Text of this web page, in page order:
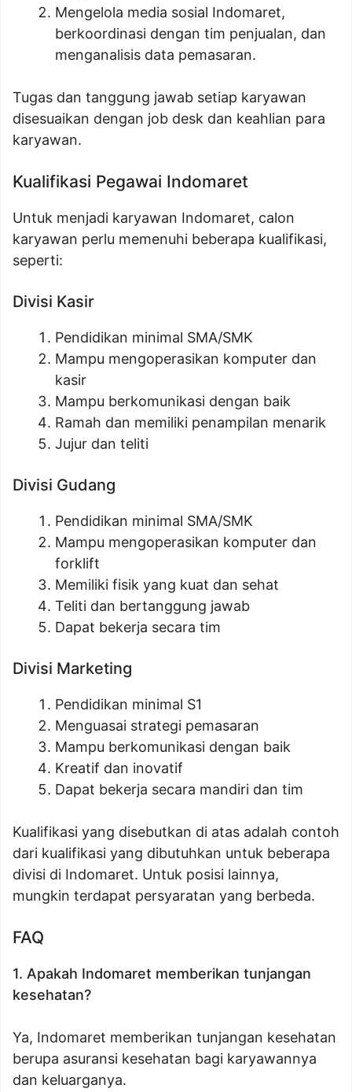
Mengelola media sosial Indomaret,
berkoordinasi dengan tim penjualan, dan
menganalisis data pemasaran.
Tugas dan tanggung jawab setiap karyawan
disesuaikan dengan job desk dan keahlian para
karyawan.
Kualifikasi Pegawai Indomaret
Untuk menjadi karyawan Indomaret, calon
karyawan perlu memenuhi beberapa kualifikasi,
seperti:
Divisi Kasir
Pendidikan minimal SMA/SMK
Mampu mengoperasikan komputer dan
kasir
Mampu berkomunikasi dengan baik
Ramah dan memiliki penampilan menarik
Jujur dan teliti
Divisi Gudang
Pendidikan minimal SMA/SMK
Mampu mengoperasikan komputer dan
forklift
Memiliki fisik yang kuat dan sehat
Teliti dan bertanggung jawab
Dapat bekerja secara tim
Divisi Marketing
Pendidikan minimal S1
Menguasai strategi pemasaran
Mampu berkomunikasi dengan baik
Kreatif dan inovatif
Dapat bekerja secara mandiri dan tim
Kualifikasi yang disebutkan di atas adalah contoh
dari kualifikasi yang dibutuhkan untuk beberapa
divisi di Indomaret. Untuk posisi lainnya,
mungkin terdapat persyaratan yang berbeda.
FAQ
1. Apakah Indomaret memberikan tunjangan
kesehatan?
Ya, Indomaret memberikan tunjangan kesehatan
berupa asuransi kesehatan bagi karyawannya
dan keluarganya.